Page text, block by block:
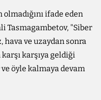
olmadığını ifade eden
Tasmagambetov, "Siber
hava ve uzaydan sonra
karşıya geldiği
öyle kalmaya devam